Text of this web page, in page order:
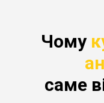
Чому
саме